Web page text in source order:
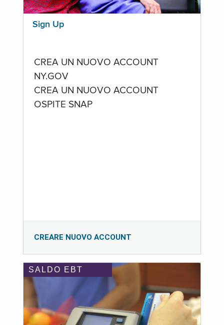
Sign Up
CREA UN NUOVO ACCOUNT
NY.GOV
CREA UN NUOVO ACCOUNT
OSPITE SNAP
CREARE NUOVO ACCOUNT
SALDO EBT